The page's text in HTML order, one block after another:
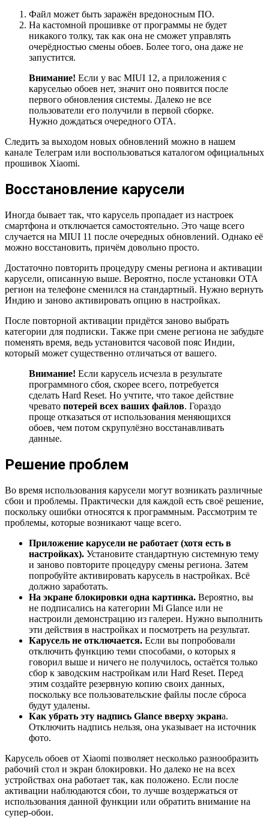
Файл может быть заражён вредоносным ПО.
На кастомной прошивке от программы не будет
никакого толку, так как она не сможет управлять
очерёдностью смены обоев. Более того, она даже не
запустится.
Внимание! Если у вас MIUI 12, а приложения с
каруселью обоев нет, значит оно появится после
первого обновления системы. Далеко не все
пользователи его получили в первой сборке.
Нужно дождаться очередного ОТА.
Следить за выходом новых обновлений можно в нашем
канале Телеграм или воспользоваться каталогом официальных
прошивок Xiaomi.
Восстановление карусели
Иногда бывает так, что карусель пропадает из настроек
смартфона и отключается самостоятельно. Это чаще всего
случается на MIUI 11 после очередных обновлений. Однако её
можно восстановить, причём довольно просто.
Достаточно повторить процедуру смены региона и активации
карусели, описанную выше. Вероятно, после установки ОТА
регион на телефоне сменился на стандартный. Нужно вернуть
Индию и заново активировать опцию в настройках.
После повторной активации придётся заново выбрать
категории для подписки. Также при смене региона не забудьте
поменять время, ведь установится часовой пояс Индии,
который может существенно отличаться от вашего.
Внимание! Если карусель исчезла в результате
программного сбоя, скорее всего, потребуется
сделать Hard Reset. Но учтите, что такое действие
чревато потерей всех ваших файлов. Гораздо
проще отказаться от использования меняющихся
обоев, чем потом скрупулёзно восстанавливать
данные.
Решение проблем
Во время использования карусели могут возникать различные
сбои и проблемы. Практически для каждой есть своё решение,
поскольку ошибки относятся к программным. Рассмотрим те
проблемы, которые возникают чаще всего.
Приложение карусели не работает (хотя есть в
настройках). Установите стандартную системную тему
и заново повторите процедуру смены региона. Затем
попробуйте активировать карусель в настройках. Всё
должно заработать.
На экране блокировки одна картинка. Вероятно, вы
не подписались на категории Mi Glance или не
настроили демонстрацию из галереи. Нужно выполнить
эти действия в настройках и посмотреть на результат.
Карусель не отключается. Если вы попробовали
отключить функцию теми способами, о которых я
говорил выше и ничего не получилось, остаётся только
сбор к заводским настройкам или Hard Reset. Перед
этим создайте резервную копию своих данных,
поскольку все пользовательские файлы после сброса
будут удалены.
Как убрать эту надпись Glance вверху экрана.
Отключить надпись нельзя, она указывает на источник
фото.
Карусель обоев от Xiaomi позволяет несколько разнообразить
рабочий стол и экран блокировки. Но далеко не на всех
устройствах она работает так, как положено. Если после
активации наблюдаются сбои, то лучше воздержаться от
использования данной функции или обратить внимание на
супер-обои.